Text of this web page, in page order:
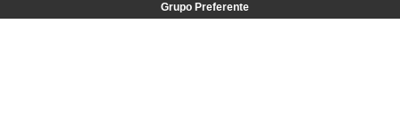
Grupo Preferente